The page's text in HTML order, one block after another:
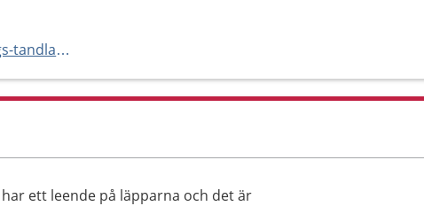
https://www.ptj.se/lillevangs-tandlakeri/
ett leende på läpparna och det är